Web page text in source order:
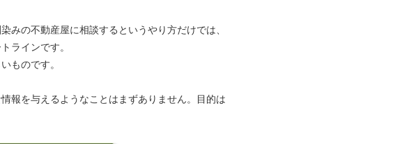
みの不動産屋に相談するというやり方だけでは、
ラインです。
ものです。
報を与えるようなことはまずありません。目的は